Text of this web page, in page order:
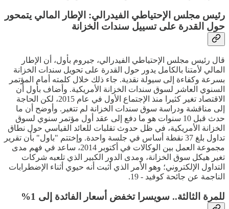
رئيس مجلس الإحتياطي الفيدرالي: الإطار المالي يتمحور
حول القدرة على تسييل سندات الخزانة
قال رئيس مجلس الإحتياطي الفيدرالي، جيروم بأول، أن الإطار
المالي لأمتنا بالكامل يدور حول القدرة على تحويل سندات الخزانة
بسرعة وكفاءة إلى سيولة نقدية. جاء ذلك خلال كلمته أمام المؤتمر
السنوي العاشر لسوق سندات الخزانة الأمريكية. وأضاف بأول أن
الاقتصاد تغير كثيرا منذ الإجتماع الأول في عام 2015، لكن الحاجة
إلى مناقشة ودراسة سوق سندات الخزانة لم تتغير. وأوضح أن ما
حدث قبل 10 سنوات هو ما دفع إلى عقد أول مؤتمر سنوي لسوق
الخزانة الأمريكية، في ظل حدوث تقلبات للعائد القياسي حول نطاق
تداول بلغ 37 نقطة أساس في جلسة واحدة. وإختتم "باول" بأن تقرير
مجموعة العمل بين الوكالات في أكتوبر 2014، ساعد في فهم مدى
تغير هيكل سوق الخزانة، ومدى الدور الكبير الذي تلعبه شركات
التداول الإلكتروني؛ وهو الأمر الذي أثبت أنه حيوي أثناء الإضطرابات
الناجمة عن جائحة كوفيد - 19.
للمرة الثالثة.. سويسرا تخفض أسعار الفائدة إلى 1%